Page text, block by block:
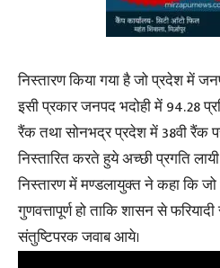
निस्तारण किया गया है जो प्रदेश में
इसी प्रकार जनपद भदोही में 94.28
रैंक तथा सोनभद्र प्रदेश में 38वी रैंक
निस्तारित करते हुये अच्छी प्रगति
निस्तारण में मण्डलायुक्त ने कहा कि जो
गुणवत्तापूर्ण हो ताकि शासन से
संतुष्टिपरक जवाब आये।